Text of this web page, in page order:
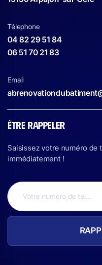
Télephone
04 82 29 51 84
06 51 70 21 83
Email
ÊTRE RAPPELER
Saisissez votre numéro de
immédiatement !